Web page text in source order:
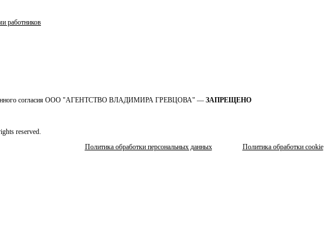
работников
согласия OOO "АГЕНТСТВО ВЛАДИМИРА ГРЕВЦОВА" — ЗАПРЕЩЕНО
reserved.
Политика обработки персональных данных
Политика обработки cookie